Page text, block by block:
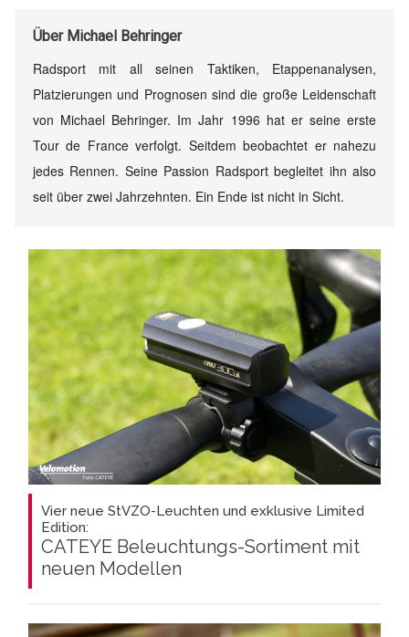
Über Michael Behringer
Radsport mit all seinen Taktiken, Etappenanalysen,
Platzierungen und Prognosen sind die große Leidenschaft
von Michael Behringer. Im Jahr 1996 hat er seine erste
Tour de France verfolgt. Seitdem beobachtet er nahezu
jedes Rennen. Seine Passion Radsport begleitet ihn also
seit über zwei Jahrzehnten. Ein Ende ist nicht in Sicht.
Vier neue StVZO-Leuchten und exklusive Limited
Edition:
CATEYE Beleuchtungs-Sortiment mit
neuen Modellen